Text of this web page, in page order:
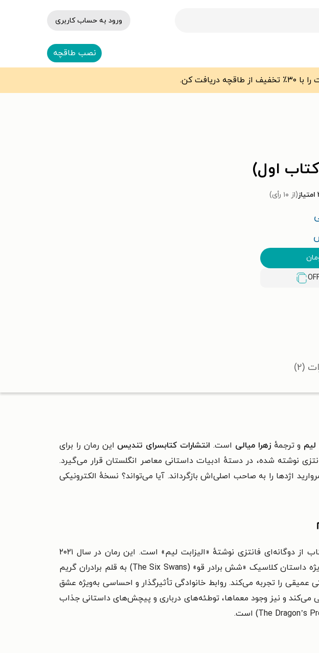
ورود به حساب کاربری
نصب طاقچه
اول)
(از ۱۰ رأی)
(۲)
لیم و ترجمهٔزهرا میالی است. انتشارات کتابسرای تندیس این رمان را برای
نوشته شده، در دستهٔ ادبیات داستانی معاصر انگلستان قرار می‌گیرد.
اژدها را به صاحب اصلی‌اش بازگرداند. آیا می‌تواند؟ نسخهٔ الکترونیکی
کتاب شش درنای سرخ (کتاب اول) یک رمان معاصر و انگلیسی برای نوجوانان و اولین کتاب از دوگانه‌ای فانتزی نوشتهٔ «الیزابت لیم» است. این رمان در سال ۲۰۲۱
میلادی و در ایران در سال ۱۴۰۳ منتشر شد. داستان با الهام از افسانه‌های شرق آسیا و به‌ویژه داستان کلاسیک «شش برادر قو» (The Six Swans) به قلم برادران گریم
را تجربه می‌کند. روابط خانوادگی تأثیرگذار و احساسی به‌ویژه عشق
می‌کند و نیز وجود معماها، توطئه‌های درباری و پیچش‌های داستانی جذاب